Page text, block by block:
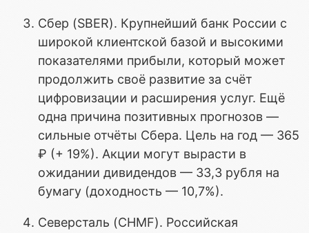
Сбер (SBER). Крупнейший банк России с
широкой клиентской базой и высокими
показателями прибыли, который может
продолжить своё развитие за счёт
цифровизации и расширения услуг. Ещё
одна причина позитивных прогнозов —
сильные отчёты Сбера. Цель на год — 365
₽ (+ 19%). Акции могут вырасти в
ожидании дивидендов — 33,3 рубля на
бумагу (доходность — 10,7%).
Северсталь (CHMF). Российская